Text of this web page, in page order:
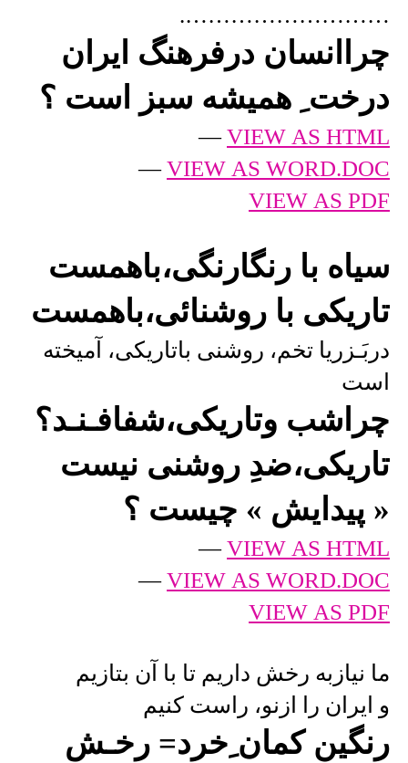
……………………….
چراانسان درفرهنگ ایران
درخت ِ همیشه سبز است ؟
VIEW AS HTML
—
VIEW AS WORD.DOC
—
VIEW AS PDF
سیاه با رنگارنگی،باهمست
تاریکی با روشنائی،باهمست
دربَـزریا تخم، روشنی باتاریکی، آمیخته
است
چراشب وتاریکی،شفافـنـد؟
تاریکی،ضدِ روشنی نیست
« پیدایش » چیست ؟
VIEW AS HTML
—
VIEW AS WORD.DOC
—
VIEW AS PDF
ما نیازبه رخش داریم تا با آن بتازیم
و ایران را ازنو، راست کنیم
رنگین کمان ِخرد= رخـش